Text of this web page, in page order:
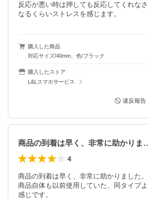
反応が悪い時は押しても反応してくれな
なるくらいストレスを感じます。
購入した商品
対応サイズ/40mm、色/ブラック
購入したストア
L&Lスマホサービス
違反報告
商品の到着は早く
4
商品の到着は早く、非常に助かりました。
商品自体も以前使用していた、同タイプ
感じです。